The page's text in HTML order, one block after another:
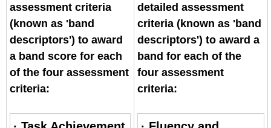
assessment criteria
(known as 'band
descriptors') to award
a band score for each
of the four assessment
criteria:
detailed assessment
criteria (known as 'band
descriptors') to award a
band for each of the
four assessment
criteria: